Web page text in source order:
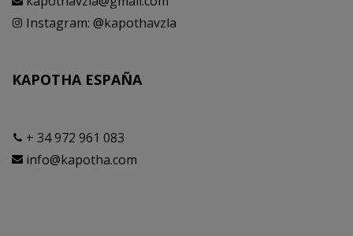
Instagram: @kapothavzla
KAPOTHA ESPAÑA
+ 34 972 961 083
info@kapotha.com